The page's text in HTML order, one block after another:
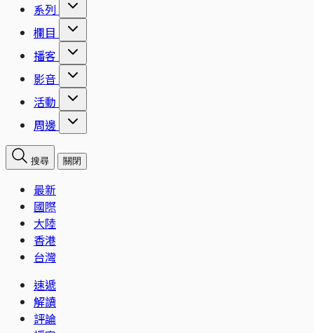
系列
欄目
播客
影音
活動
周邊
搜尋 關閉
最新
國際
大陸
香港
台灣
速遞
解讀
評論